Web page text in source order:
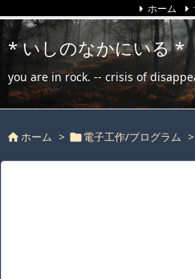
* いしのなかにいる *
you are in rock. -- crisis of
ホーム
ホーム > 電子工作/プログラム >